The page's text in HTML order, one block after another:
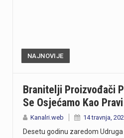
NAJNOVIJE
Branitelji Proizvođači
Se Osjećamo Kao
Kanalri.web 14 travnja,
Desetu godinu zaredom